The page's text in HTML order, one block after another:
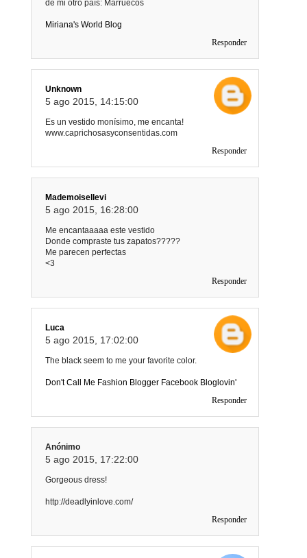
de mi otro país: Marruecos
Miriana's World Blog
Responder
Unknown
5 ago 2015, 14:15:00
Es un vestido monísimo, me encanta!
www.caprichosasyconsentidas.com
Responder
Mademoisellevi
5 ago 2015, 16:28:00
Me encantaaaaa este vestido
Donde compraste tus zapatos?????
Me parecen perfectas
<3
Responder
Luca
5 ago 2015, 17:02:00
The black seem to me your favorite color.
Don't Call Me Fashion Blogger Facebook Bloglovin'
Responder
Anónimo
5 ago 2015, 17:22:00
Gorgeous dress!
http://deadlyinlove.com/
Responder